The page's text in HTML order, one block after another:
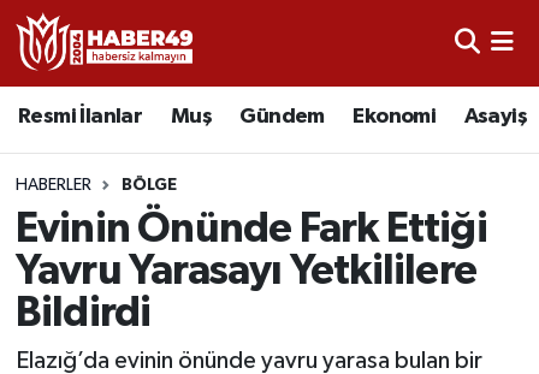
Resmi İlanlar Muş Gündem Ekonomi Asayiş
HABERLER BÖLGE
Evinin Önünde Fark Ettiği
Yavru Yarasayı Yetkililere
Bildirdi
Elazığ’da evinin önünde yavru yarasa bulan bir
Resmi İlanlar
Asayiş
Bölge
Eğitim
Uşak Nöbetçi Eczaneler
Uşak Hava Durumu
Uşak Namaz Vakitleri
Uşak Trafik Yoğunluk Haritası